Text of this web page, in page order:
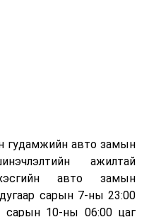
ашиглаж
хувьд шаталтын дараа
ашигт эрдсийг сэргээн
гудамжийн авто замын
ажилтай
авто замын
сарын 7-ны 23:00
сарын 10-ны 06:00 цаг